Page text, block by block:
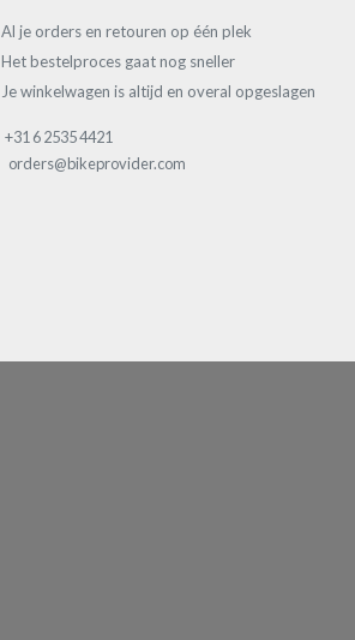
Al je orders en retouren op één plek
Het bestelproces gaat nog sneller
Je winkelwagen is altijd en overal opgeslagen
+31 6 2535 4421
orders@bikeprovider.com